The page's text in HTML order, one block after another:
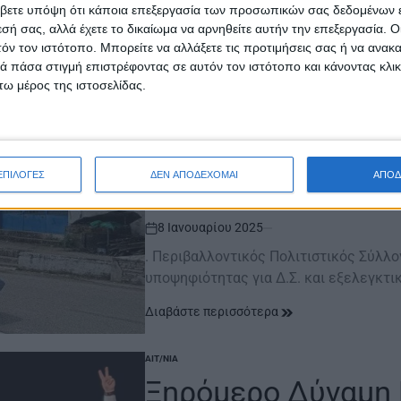
υπόψη ότι κάποια επεξεργασία των προσωπικών σας δεδομένων
σας, αλλά έχετε το δικαίωμα να αρνηθείτε αυτήν την επεξεργασία.
τον ιστότοπο. Μπορείτε να αλλάξετε τις προτιμήσεις σας ή να
στιγμή επιστρέφοντας σε αυτόν τον ιστότοπο και κάνοντας
μέρος της ιστοσελίδας.
ΔΕΝ ΑΠΟΔΕΧΟΜΑΙ
δημαγωγία, παραπλάνηση,…
Διαβάστε περισσότερα
IN
ΞΗΡΟΜΕΡΟ
Πολιτιστικός
Κατάθεση
εξελεγκτική
on
8 Ιανουαρίου 2025
. Περιβαλλοντικός Πολιτιστικός
υποψηφιότητας για Δ.Σ. και
Διαβάστε περισσότερα
POSTED
ΑΙΤ/ΝΊΑ
Ξηρόμερο Δύναμη